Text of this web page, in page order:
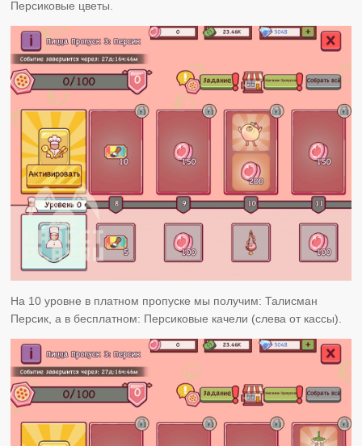
Персиковые цветы.
На 10 уровне в платном пропуске мы получим: Талисман
Персик, а в бесплатном: Персиковые качели (слева от кассы).